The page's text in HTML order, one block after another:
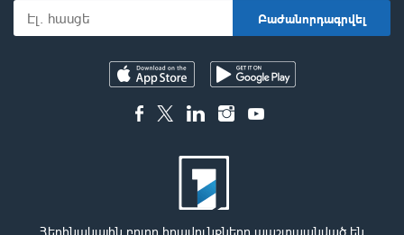
Հեղինակային բոլոր իրավունքները պաշտպանված են